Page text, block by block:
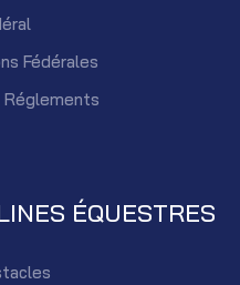
Fédérales
ÉQUESTRES